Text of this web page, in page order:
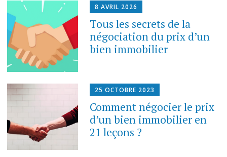
8 AVRIL 2026
Tous les secrets de la
négociation du prix d’un
bien immobilier
25 OCTOBRE 2023
Comment négocier le prix
d’un bien immobilier en
21 leçons ?